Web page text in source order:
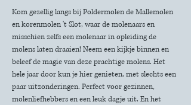
Kom gezellig langs bij Poldermolen de Mallemolen
en korenmolen 't Slot, waar de molenaars en
misschien zelfs een molenaar in opleiding de
molens laten draaien! Neem een kijkje binnen en
beleef de magie van deze prachtige molens. Het
hele jaar door kun je hier genieten, met slechts een
paar uitzonderingen. Perfect voor gezinnen,
molenliefhebbers en een leuk dagje uit. En het